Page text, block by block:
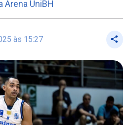
Arena UniBH
às 15:27